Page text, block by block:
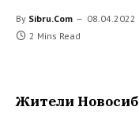
By Sibru.Com 08.04.2022
2 Mins Read
Жители